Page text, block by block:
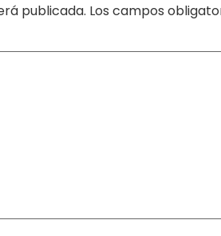
publicada. Los campos